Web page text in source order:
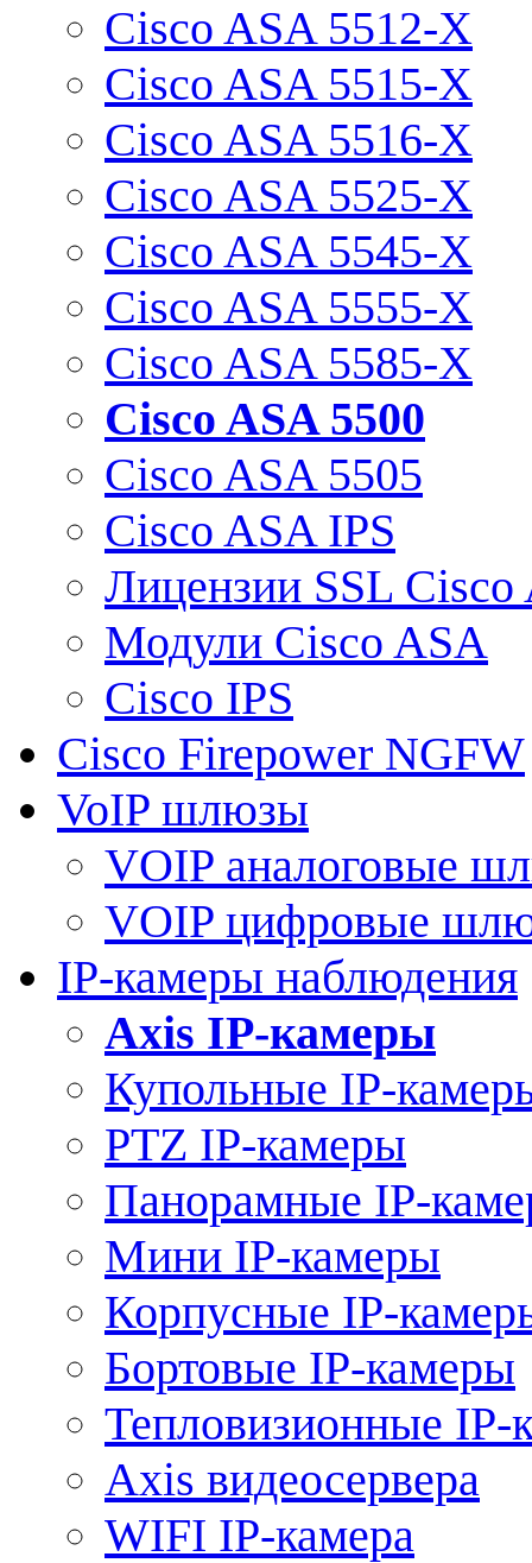
Cisco ASA 5512-X
Cisco ASA 5515-X
Cisco ASA 5516-X
Cisco ASA 5525-X
Cisco ASA 5545-X
Cisco ASA 5555-X
Cisco ASA 5585-X
Cisco ASA 5500
Cisco ASA 5505
Cisco ASA IPS
Лицензии SSL Cisco
Модули Cisco ASA
Cisco IPS
Cisco Firepower NGFW
VoIP шлюзы
VOIP аналоговые
VOIP цифровые
IP-камеры наблюдения
Axis IP-камеры
Купольные IP-
PTZ IP-камеры
Панорамные IP-
Мини IP-камеры
Корпусные IP-
Бортовые IP-камеры
Тепловизионные IP-
Axis видеосервера
WIFI IP-камера